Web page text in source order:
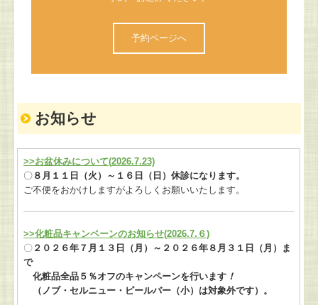
予約ページへ
お知らせ
>>お盆休みについて(2026.7.23)
〇 ８月１１日（火）～１６日（日）休診になります。
ご不便をおかけしますがよろしくお願いいたします。
>>化粧品キャンペーンのお知らせ(2026.7.６)
〇 ２０２６年７月１３日（月）～２０２６年８月３１日（月）ま
で
化粧品全品５％オフのキャンペーンを行います ！
（ノブ・セルニュー・ピールバー（小）は対象外です）。